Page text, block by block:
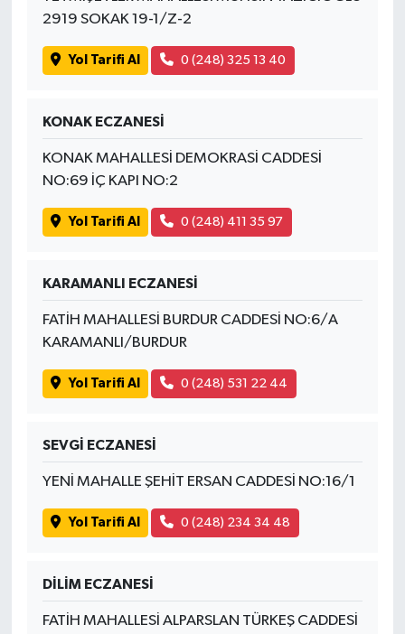
2919 SOKAK 19-1/Z-2
Yol Tarifi Al 0 (248) 325 13 40
KONAK ECZANESİ
KONAK MAHALLESİ DEMOKRASİ CADDESİ
NO:69 İÇ KAPI NO:2
Yol Tarifi Al 0 (248) 411 35 97
KARAMANLI ECZANESİ
FATİH MAHALLESİ BURDUR CADDESİ NO:6/A
KARAMANLI/BURDUR
Yol Tarifi Al 0 (248) 531 22 44
SEVGİ ECZANESİ
YENİ MAHALLE ŞEHİT ERSAN CADDESİ NO:16/1
Yol Tarifi Al 0 (248) 234 34 48
DİLİM ECZANESİ
FATİH MAHALLESİ ALPARSLAN TÜRKEŞ CADDESİ